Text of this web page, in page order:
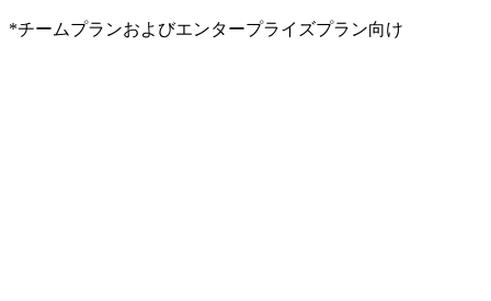
*チームプランおよびエンタープライズプラン向け